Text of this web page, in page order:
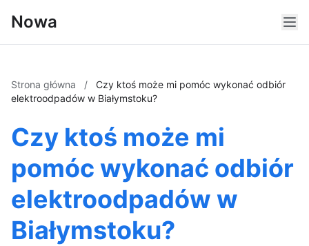
Nowa
Strona główna /
Czy ktoś może mi pomóc wykonać odbiór
elektroodpadów w Białymstoku?
Czy ktoś może mi
pomóc wykonać odbiór
elektroodpadów w
Białymstoku?